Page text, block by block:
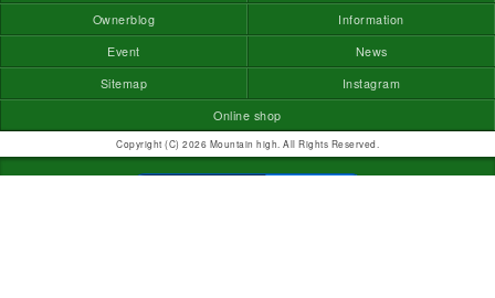
Ownerblog
Information
Event
News
Sitemap
Instagram
Online shop
Copyright (C) 2026 Mountain high. All Rights Reserved.